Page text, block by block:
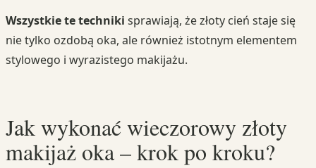
Wszystkie te techniki sprawiają, że złoty cień staje się
nie tylko ozdobą oka, ale również istotnym elementem
stylowego i wyrazistego makijażu.
Jak wykonać wieczorowy złoty
makijaż oka – krok po kroku?